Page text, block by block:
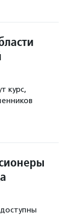
курс,